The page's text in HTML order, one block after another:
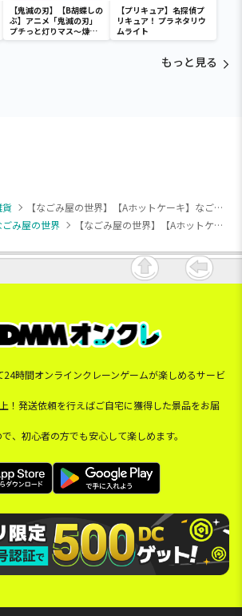
【鬼滅の刃】【B胡蝶しの
ぶ】アニメ「鬼滅の刃」
プチっと灯りマス～煉獄
杏寿郎・胡蝶しのぶ～
【プリキュア】名探偵プ
リキュア！ プラネタリウ
ムライト
もっと見る
貨
【なごみ屋の世界】【Aホットケーキ】なごみ屋の世界 バターの罪ちゃん パン型ポーチ
ごみ屋の世界 【なごみ屋の世界】【Aホットケーキ】なごみ屋の世界 バターの罪ちゃん パン型ポーチ
24時間オンラインクレーンゲームが楽しめるサービ
！発送依頼を行えばご自宅に獲得した景品をお届
、初心者の方でも安心して楽しめます。